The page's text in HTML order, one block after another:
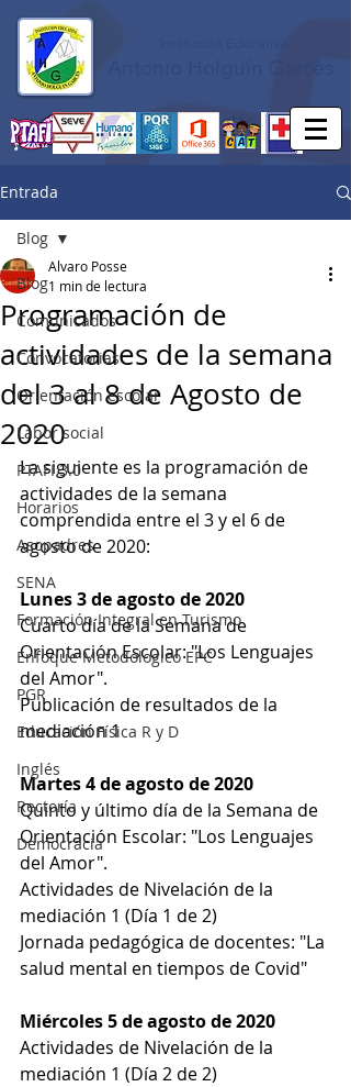
Entrada
Blog
Comunicados
Convocatorias
Orientación escolar
Labor social
PTAFI 3.0
Horarios
Asopadres
SENA
Formación Integral en Turismo
Enfoque Metodologico EPC
PGR
Educación Física R y D
Inglés
Rectoría
Democracia
Blog
Programación de
actividades de la semana
del 3 al 8 de Agosto de
2020
Alvaro Posse
1 min de lectura
La siguiente es la programación de
actividades de la semana
comprendida entre el 3 y el 6 de
agosto de 2020:
Lunes 3 de agosto de 2020
Cuarto día de la Semana de
Orientación Escolar: "Los Lenguajes
del Amor".
Publicación de resultados de la
mediación 1
Martes 4 de agosto de 2020
Quinto y último día de la Semana de
Orientación Escolar: "Los Lenguajes
del Amor".
Actividades de Nivelación de la
mediación 1 (Día 1 de 2)
Jornada pedagógica de docentes: "La
salud mental en tiempos de Covid"
Miércoles 5 de agosto de 2020
Actividades de Nivelación de la
mediación 1 (Día 2 de 2)